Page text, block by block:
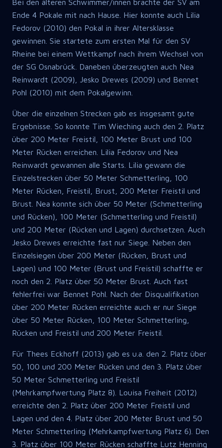
Bei den älteren Schwimmer/innen brachte der SV am
Ende 4 Pokale mit nach Hause. Hier konnte auch Lilia
Fedorov (2010) den Pokal in ihrer Altersklasse
gewinnen. Sie startete zum ersten Mal für den SV
Rheine bei einem Wettkampf nach ihrem Wechsel von
der SG Osnabrück. Daneben überzeugten auch Nea
Reinwardt (2009), Jesko Drewes (2009) und Bennet
Pohl (2010) mit dem Pokalgewinn.
Über die einzelnen Strecken gab es insgesamt gute
Ergebnisse. So konnte Tim Wieching auch den 2. Platz
über 200 Meter Freistil, 100 Meter Brust und 100
Meter Rücken erreichen. Lilia Fedorov und Nea
Reinwardt gewannen alle Starts. Lilia gewann die
Einzelstrecken über 50 Meter Schmetterling, 100
Meter Rücken, Freistil, Brust, 200 Meter Freistil und
Brust. Nea konnte sich über 50 Meter (Schmetterling
und Rücken), 100 Meter (Schmetterling und Freistil)
und 200 Meter (Rücken und Lagen) durchsetzen. Auch
Jesko Drewes erreichte fast nur Siege. Neben den
Einzelsiegen über 200 Meter (Rücken, Brust und
Lagen) und 100 Meter (Brust und Freistil) schaffte er
noch den 2. Platz über 50 Meter Brust. Auch fast
fehlerfrei war Bennet Pohl. Nach der Disqualifikation
über 200 Meter Rücken erreichte auch er nur Siege
über 50 Meter Rücken, 100 Meter Schmetterling,
Rücken und Freistil und 200 Meter Freistil.
Für Thees Eckhoff (2013) gab es u.a. den 2. Platz über
50, 100 und 200 Meter Rücken und den 3. Platz über
50 Meter Schmetterling und Freistil
(Mehrkampfwertung Platz 8). Louisa Freiheit (2012)
erreichte den 2. Platz über 200 Meter Freistil und
Lagen und den 4. Platz über 200 Meter Brust und 50
Meter Schmetterling (Mehrkampfwertung Platz 6). Den
3. Platz über 100 Meter Rücken schaffte Lutz Henning